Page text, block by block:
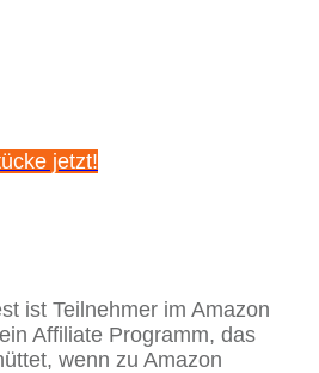
jetzt!
ist Teilnehmer im Amazon
Affiliate Programm, das
wenn zu Amazon